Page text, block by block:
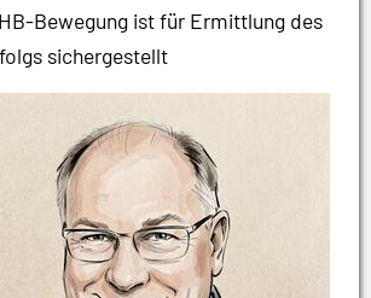
Bewegung ist für Ermittlung des
sichergestellt